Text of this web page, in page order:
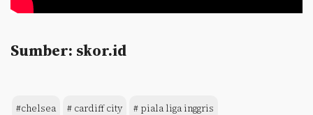
Sumber: skor.id
#chelsea # cardiff city # piala liga inggris